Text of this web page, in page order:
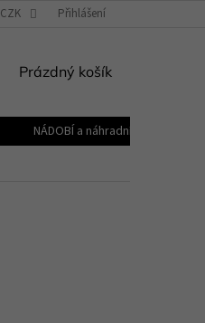
REKLAMAČNÍ ŘÁD
CZK Přihlášení
NÁKUPNÍ
Prázdný košík
NÁDOBÍ a náhradní díly KELOmat